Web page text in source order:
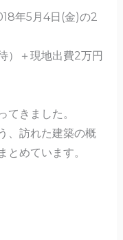
年5月4日(金)の2
）＋現地出費2万円
きました。
、訪れた建築の概
めています。